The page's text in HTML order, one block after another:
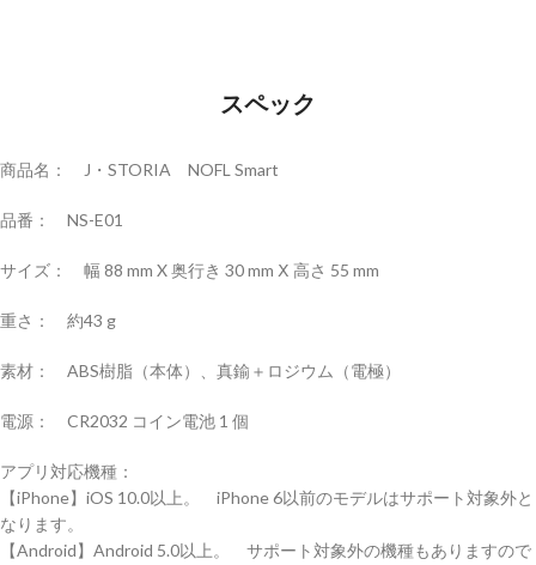
スペック
商品名： J・STORIA NOFL Smart
品番： NS-E01
サイズ： 幅 88 mm X 奥行き 30 mm Ⅹ 高さ 55 mm
重さ： 約43 g
素材： ABS樹脂（本体）、真鍮＋ロジウム（電極）
電源： CR2032 コイン電池 1 個
アプリ対応機種：
【iPhone】iOS 10.0以上。 iPhone 6以前のモデルはサポート対象外と
なります。
【Android】Android 5.0以上。 サポート対象外の機種もありますので